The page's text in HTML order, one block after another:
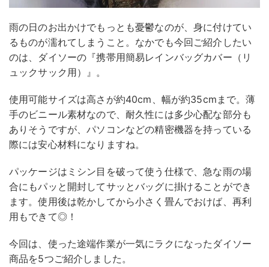
雨の日のお出かけでもっとも憂鬱なのが、身に付けてい
るものが濡れてしまうこと。なかでも今回ご紹介したい
のは、ダイソーの『携帯用簡易レインバッグカバー（リ
ュックサック用）』。
使用可能サイズは高さが約40cm、幅が約35cmまで。薄
手のビニール素材なので、耐久性には多少心配な部分も
ありそうですが、パソコンなどの精密機器を持っている
際には安心材料になりますね。
パッケージはミシン目を破って使う仕様で、急な雨の場
合にもパッと開封してサッとバッグに掛けることができ
ます。使用後は乾かしてから小さく畳んでおけば、再利
用もできて◎！
今回は、使った途端作業が一気にラクになったダイソー
商品を5つご紹介しました。